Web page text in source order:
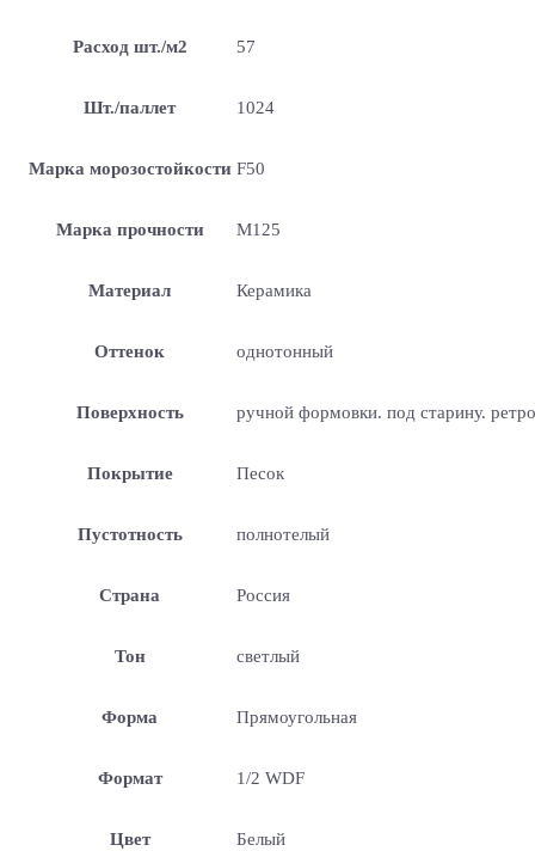
Расход шт./м2 57
Шт./паллет 1024
Марка морозостойкости F50
Марка прочности М125
Материал Керамика
Оттенок однотонный
Поверхность ручной формовки. под старину. ретро
Покрытие Песок
Пустотность полнотелый
Страна Россия
Тон светлый
Форма Прямоугольная
Формат 1/2 WDF
Цвет Белый